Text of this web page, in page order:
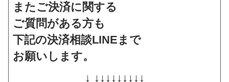
またご決済に関する
ご質問がある方も
下記の決済相談LINEまで
お願いします。
↓ ↓↓↓↓↓↓↓↓↓